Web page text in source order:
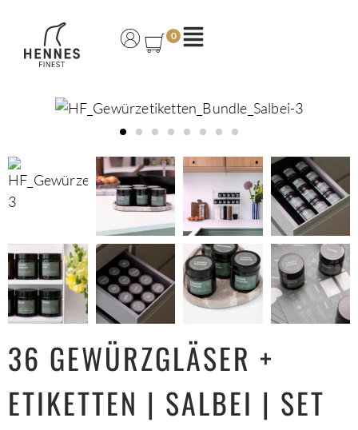
0
36 GEWÜRZGLÄSER +
ETIKETTEN | SALBEI | SET